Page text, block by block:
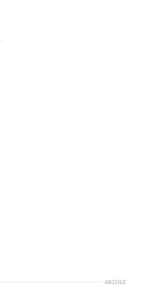
ANZEIGE